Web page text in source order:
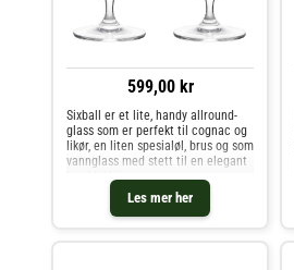
599,00 kr
Les mer her
Sixball er et lite, handy allround-
glass som er perfekt til cognac og
likør, en liten spesialøl, brus og som
vannglass med stett til en elegant
borddekking.